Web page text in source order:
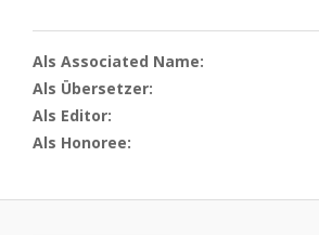
Als Associated Name:
Als Übersetzer:
Als Editor:
Als Honoree: